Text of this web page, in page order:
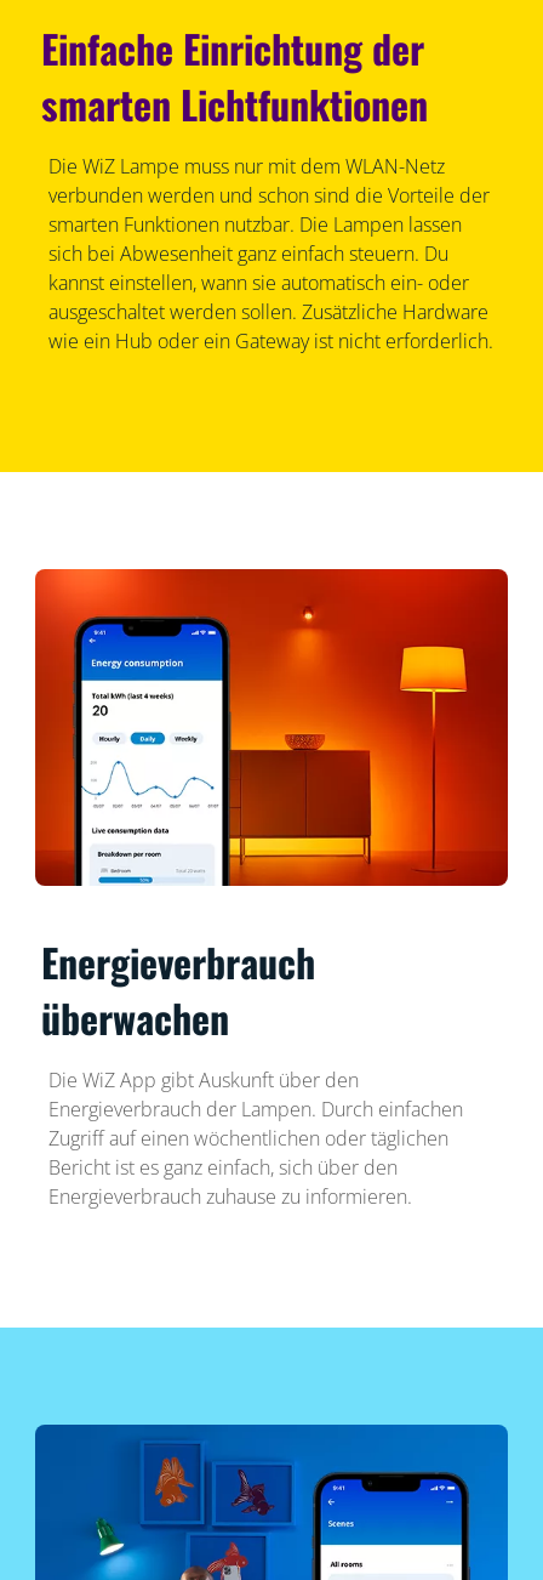
Einfache Einrichtung der
smarten Lichtfunktionen
Die WiZ Lampe muss nur mit dem WLAN-Netz
verbunden werden und schon sind die Vorteile der
smarten Funktionen nutzbar. Die Lampen lassen
sich bei Abwesenheit ganz einfach steuern. Du
kannst einstellen, wann sie automatisch ein- oder
ausgeschaltet werden sollen. Zusätzliche Hardware
wie ein Hub oder ein Gateway ist nicht erforderlich.
Energieverbrauch
überwachen
Die WiZ App gibt Auskunft über den
Energieverbrauch der Lampen. Durch einfachen
Zugriff auf einen wöchentlichen oder täglichen
Bericht ist es ganz einfach, sich über den
Energieverbrauch zuhause zu informieren.